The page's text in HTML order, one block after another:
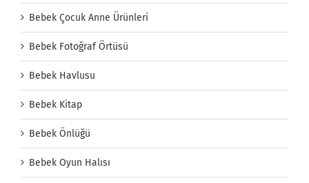
Bebek Çocuk Anne Ürünleri
Bebek Fotoğraf Örtüsü
Bebek Havlusu
Bebek Kitap
Bebek Önlüğü
Bebek Oyun Halısı